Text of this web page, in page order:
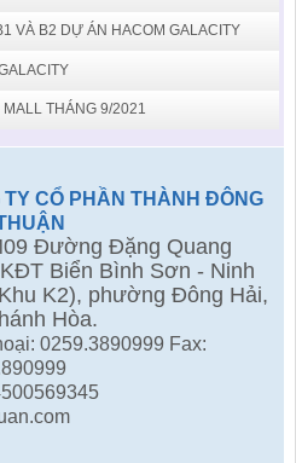
VÀ B2 DỰ ÁN HACOM GALACITY
THÁNG 9/2021
TY CỔ PHẦN THÀNH ĐÔNG
Đường Đặng Quang
Biển Bình Sơn - Ninh
K2), phường Đông Hải,
Hòa.
0259.3890999 Fax: